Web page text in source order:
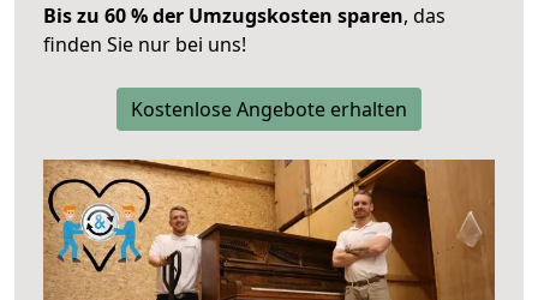
Bis zu 60 % der Umzugskosten sparen, das
finden Sie nur bei uns!
Kostenlose Angebote erhalten